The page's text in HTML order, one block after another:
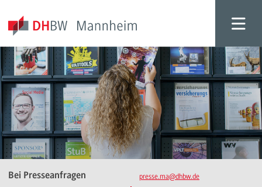
Bei Presseanfragen presse.ma@dhbw.de